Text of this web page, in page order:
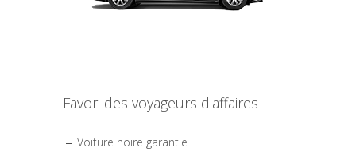
Favori des voyageurs d'affaires
Voiture noire garantie